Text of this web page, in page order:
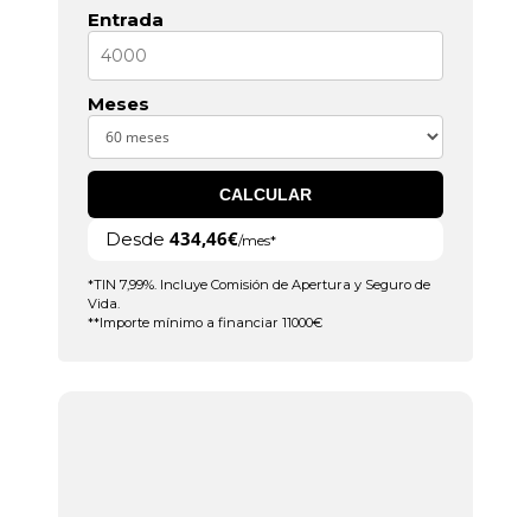
Entrada
Meses
CALCULAR
Desde 434,46€/mes*
*TIN 7,99%. Incluye Comisión de Apertura y Seguro de
Vida.
**Importe mínimo a financiar 11000€